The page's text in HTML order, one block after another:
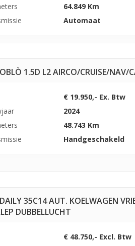
64.849 Km
Automaat
1.5D L2 AIRCO/CRUISE/NAV/
€ 19.950,- Ex. Btw
2024
48.743 Km
Handgeschakeld
35C14 AUT. KOELWAGEN
DUBBELLUCHT
€ 48.750,- Excl. Btw